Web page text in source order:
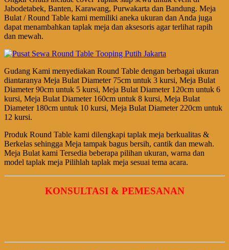
Jabodetabek, Banten, Karawang, Purwakarta dan Bandung. Meja
Bulat / Round Table kami memiliki aneka ukuran dan Anda juga
dapat menambahkan taplak meja dan aksesoris agar terlihat rapih
dan mewah.
Gudang Kami menyediakan Round Table dengan berbagai ukuran
diantaranya Meja Bulat Diameter 75cm untuk 3 kursi, Meja Bulat
Diameter 90cm untuk 5 kursi, Meja Bulat Diameter 120cm untuk 6
kursi, Meja Bulat Diameter 160cm untuk 8 kursi, Meja Bulat
Diameter 180cm untuk 10 kursi, Meja Bulat Diameter 220cm untuk
12 kursi.
Produk Round Table kami dilengkapi taplak meja berkualitas &
Berkelas sehingga Meja tampak bagus bersih, cantik dan mewah.
Meja Bulat kami Tersedia beberapa pilihan ukuran, warna dan
model taplak meja Pilihlah taplak meja sesuai tema acara.
KONSULTASI & PEMESANAN